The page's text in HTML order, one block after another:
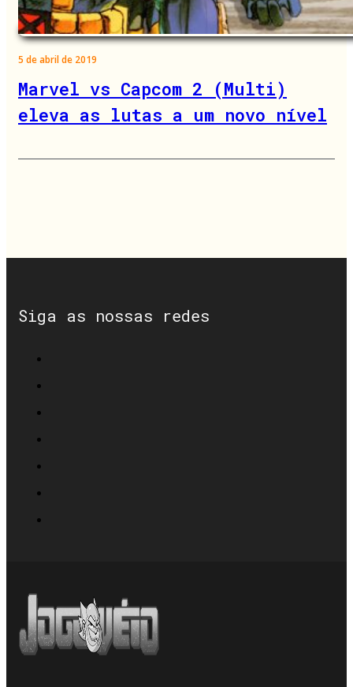
5 de abril de 2019
Marvel vs Capcom 2 (Multi)
eleva as lutas a um novo nível
Siga as nossas redes